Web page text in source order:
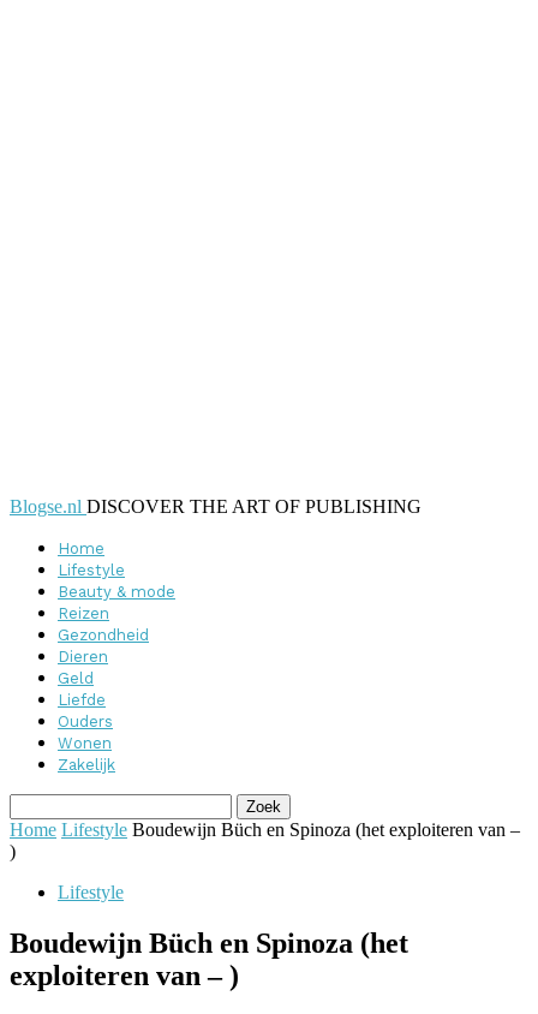
Blogse.nl DISCOVER THE ART OF PUBLISHING
Home
Lifestyle
Beauty & mode
Reizen
Gezondheid
Dieren
Geld
Liefde
Ouders
Wonen
Zakelijk
Home Lifestyle Boudewijn Büch en Spinoza (het exploiteren van –
)
Lifestyle
Boudewijn Büch en Spinoza (het
exploiteren van – )